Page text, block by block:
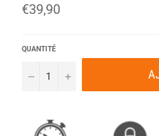
Prix
régulier
€39,90
QUANTITÉ
− +